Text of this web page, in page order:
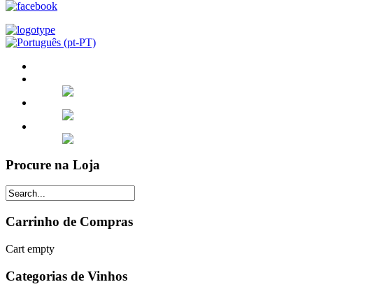
Procure na Loja
Carrinho de Compras
Cart empty
Categorias de Vinhos